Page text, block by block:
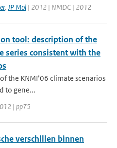
, JP Mol | 2012 | NMDC | 2012
tool: description of the
series consistent with the
the KNMI’06 climate scenarios
to gene...
| pp75
verschillen binnen